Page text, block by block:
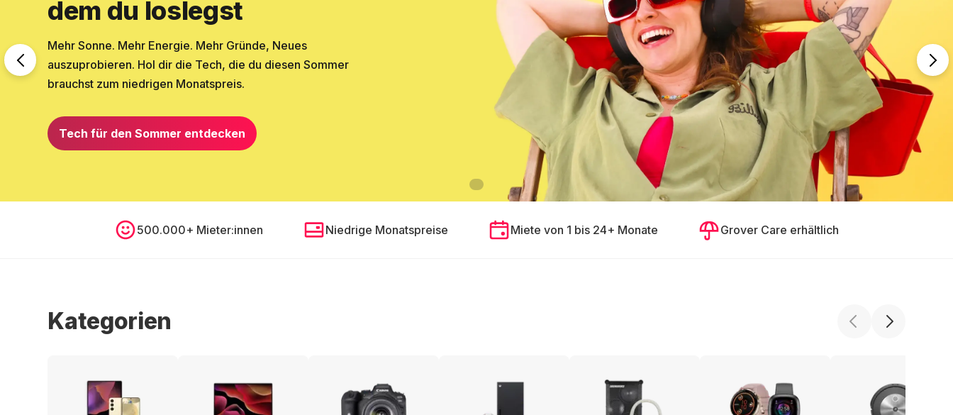
dem du loslegst
Mehr Sonne. Mehr Energie. Mehr Gründe, Neues
auszuprobieren. Hol dir die Tech, die du diesen Sommer
brauchst zum niedrigen Monatspreis.
Tech für den Sommer entdecken
500.000+ Mieter:innen Niedrige Monatspreise Miete von 1 bis 24+ Monate Grover Care erhältlich
Kategorien